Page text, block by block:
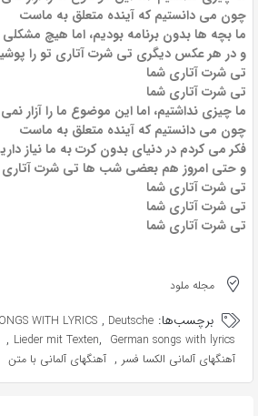
چون می دانستیم که آینده متعلق به ماست
ما بچه ها بدون برنامه بودیم، اما هیچ مشکلی
و در هر عکس دیگری تی شرت آتاری تو را
تی شرت آتاری شما
تی شرت آتاری شما
ما چیزی نداشتیم، اما این موضوع ما را آزار
چون می دانستیم که آینده متعلق به ماست
فکر می کردم در دنیای بدون کرت به ما نیاز
و حتی امروز هم بعضی شب ها تی شرت آتاری
تی شرت آتاری شما
تی شرت آتاری شما
تی شرت آتاری شما
مجله ملود
برچسب‌ها: WITH LYRICS , Deutsche
Lieder mit Texten, German songs with lyrics
,
آهنگهای آلمانی الکسا فسر , آهنگهای آلمانی با متن